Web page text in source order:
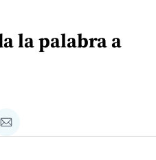
la palabra a
Compartir
via